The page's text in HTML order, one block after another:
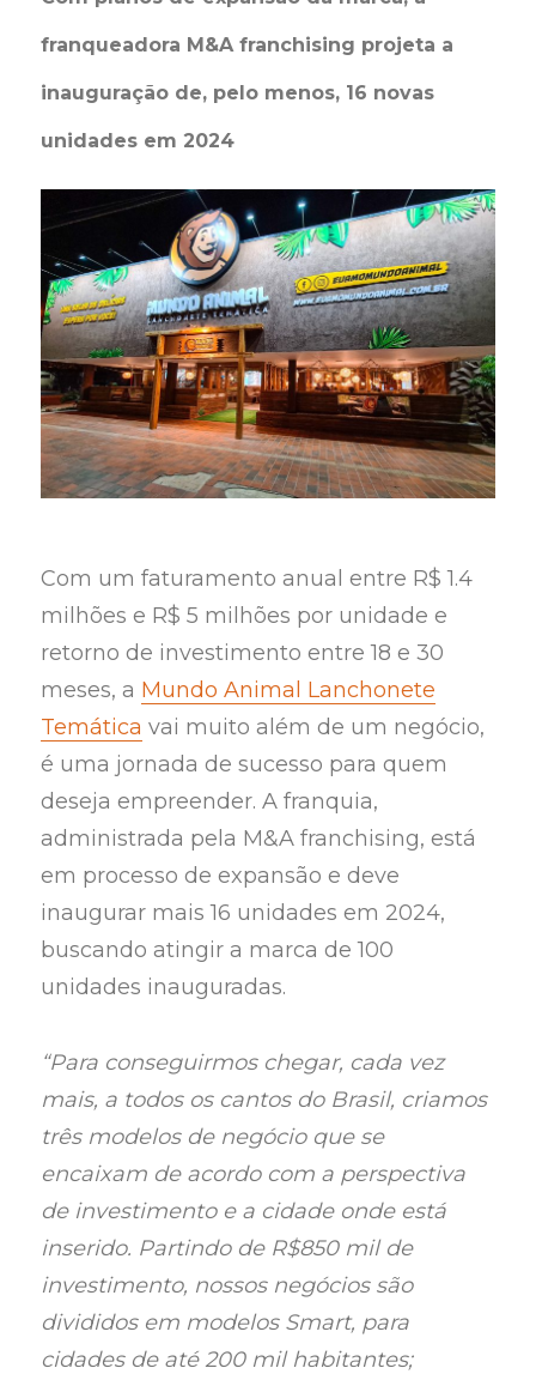
franqueadora M&A franchising projeta a
inauguração de, pelo menos, 16 novas
unidades em 2024
Com um faturamento anual entre R$ 1.4
milhões e R$ 5 milhões por unidade e
retorno de investimento entre 18 e 30
meses, a Mundo Animal Lanchonete
Temática vai muito além de um negócio,
é uma jornada de sucesso para quem
deseja empreender. A franquia,
administrada pela M&A franchising, está
em processo de expansão e deve
inaugurar mais 16 unidades em 2024,
buscando atingir a marca de 100
unidades inauguradas.
“Para conseguirmos chegar, cada vez
mais, a todos os cantos do Brasil, criamos
três modelos de negócio que se
encaixam de acordo com a perspectiva
de investimento e a cidade onde está
inserido. Partindo de R$850 mil de
investimento, nossos negócios são
divididos em modelos Smart, para
cidades de até 200 mil habitantes;